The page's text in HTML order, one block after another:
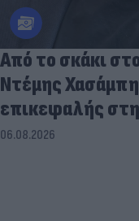
Από το σκάκι
Ντέμης
επικεφαλής
06.08.2026